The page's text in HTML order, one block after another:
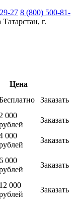
27 8 (800) 500-81-
г.
Цена
Заказать
2 000
Заказать
000
Заказать
000
Заказать
12 000
Заказать